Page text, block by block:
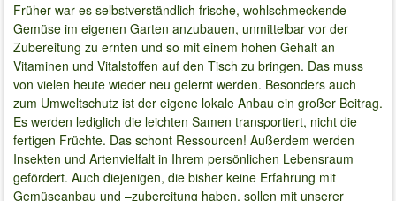
Früher war es selbstverständlich frische, wohlschmeckende
Gemüse im eigenen Garten anzubauen, unmittelbar vor der
Zubereitung zu ernten und so mit einem hohen Gehalt an
Vitaminen und Vitalstoffen auf den Tisch zu bringen. Das muss
von vielen heute wieder neu gelernt werden. Besonders auch
zum Umweltschutz ist der eigene lokale Anbau ein großer Beitrag.
Es werden lediglich die leichten Samen transportiert, nicht die
fertigen Früchte. Das schont Ressourcen! Außerdem werden
Insekten und Artenvielfalt in Ihrem persönlichen Lebensraum
gefördert. Auch diejenigen, die bisher keine Erfahrung mit
Gemüseanbau und –zubereitung haben, sollen mit unserer